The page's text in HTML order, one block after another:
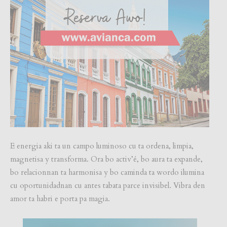
E energia aki ta un campo luminoso cu ta ordena, limpia,
magnetisa y transforma. Ora bo activ’é, bo aura ta expande,
bo relacionnan ta harmonisa y bo caminda ta wordo ilumina
cu oportunidadnan cu antes tabata parce invisibel. Vibra den
amor ta habri e porta pa magia.